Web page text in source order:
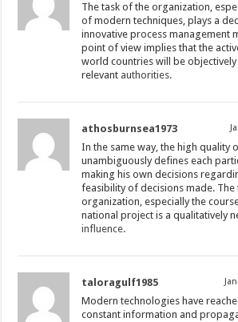
The task of the organization,
of modern techniques, plays a
innovative process management
point of view implies that the
world countries will be
relevant authorities.
athosburnsea1973
In the same way, the high quality
unambiguously defines each
making his own decisions
feasibility of decisions made. The
organization, especially the
national project is a qualitatively
influence.
taloragulf1985
Modern technologies have
constant information and